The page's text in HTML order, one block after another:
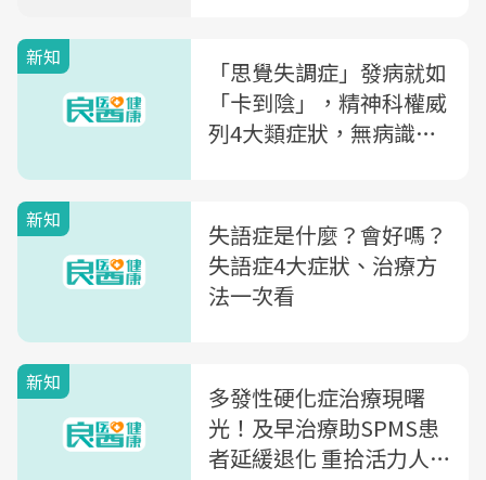
新知
「思覺失調症」發病就如
「卡到陰」，精神科權威
列4大類症狀，無病識感
新知
失語症是什麼？會好嗎？
失語症4大症狀、治療方
法一次看
新知
多發性硬化症治療現曙
光！及早治療助SPMS患
者延緩退化 重拾活力人